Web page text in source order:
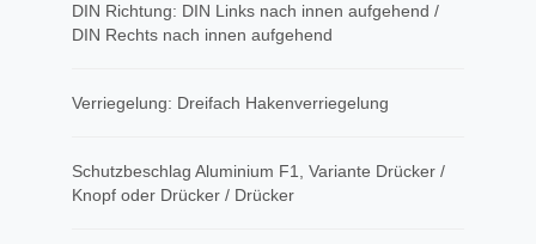
DIN Richtung: DIN Links nach innen aufgehend /
DIN Rechts nach innen aufgehend
Verriegelung: Dreifach Hakenverriegelung
Schutzbeschlag Aluminium F1, Variante Drücker /
Knopf oder Drücker / Drücker